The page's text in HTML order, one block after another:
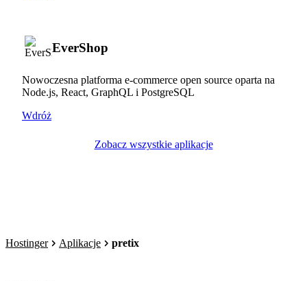
EverShop
Nowoczesna platforma e-commerce open source oparta na
Node.js, React, GraphQL i PostgreSQL
Wdróż
Zobacz wszystkie aplikacje
Hostinger Aplikacje pretix